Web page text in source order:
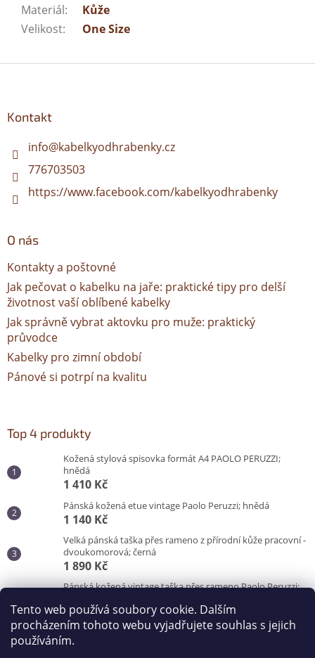
Tento web používá soubory cookie. Dalším
procházením tohoto webu vyjadřujete souhlas s jejich
používáním.
Materiál:
Kůže
Velikost: One Size
Kontakt
info@kabelkyodhrabenky.cz
776703503
https://www.facebook.com/kabelkyodhrabenky
O nás
Kontakty a poštovné
Jak pečovat o kabelku na jaře: praktické tipy pro delší
životnost vaší oblíbené kabelky
Jak správně vybrat aktovku pro muže: praktický
průvodce
Kabelky pro zimní období
Pánové si potrpí na kvalitu
Top 4 produkty
Kožená stylová spisovka formát A4 PAOLO PERUZZI;
hnědá
1 410 Kč
Pánská kožená etue vintage Paolo Peruzzi; hnědá
1 140 Kč
Velká pánská taška přes rameno z přírodní kůže pracovní -
dvoukomorová; černá
1 890 Kč
Pánská kožená vintage taška přes rameno Paolo Peruzzi;
3 100 Kč